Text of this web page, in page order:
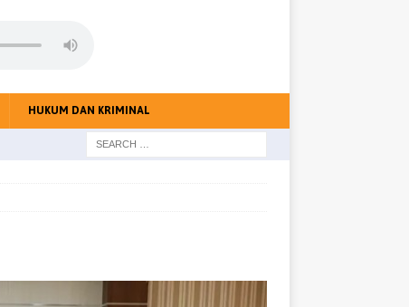
HUKUM DAN KRIMINAL